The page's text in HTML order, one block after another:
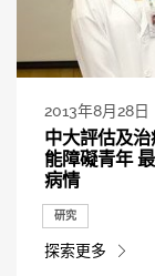
2013年8月28日
中大評估及
能障礙青年
病情
研究
探索更多